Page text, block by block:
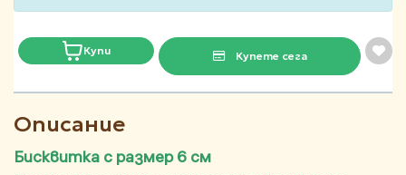
Купи Купете сега
Описание
Бисквитка с размер 6 см